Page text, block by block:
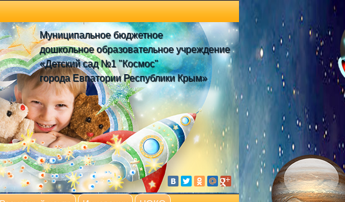
Муниципальное бюджетное
дошкольное образовательное учреждение
«Детский сад №1 "Космос"
города Евпатории Республики Крым»